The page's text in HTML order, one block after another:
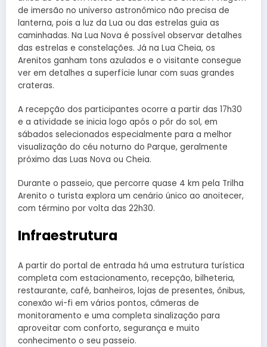
de imersão no universo astronômico não precisa de
lanterna, pois a luz da Lua ou das estrelas guia as
caminhadas. Na Lua Nova é possível observar detalhes
das estrelas e constelações. Já na Lua Cheia, os
Arenitos ganham tons azulados e o visitante consegue
ver em detalhes a superfície lunar com suas grandes
crateras.
A recepção dos participantes ocorre a partir das 17h30
e a atividade se inicia logo após o pôr do sol, em
sábados selecionados especialmente para a melhor
visualização do céu noturno do Parque, geralmente
próximo das Luas Nova ou Cheia.
Durante o passeio, que percorre quase 4 km pela Trilha
Arenito o turista explora um cenário único ao anoitecer,
com término por volta das 22h30.
Infraestrutura
A partir do portal de entrada há uma estrutura turística
completa com estacionamento, recepção, bilheteria,
restaurante, café, banheiros, lojas de presentes, ônibus,
conexão wi-fi em vários pontos, câmeras de
monitoramento e uma completa sinalização para
aproveitar com conforto, segurança e muito
conhecimento o seu passeio.